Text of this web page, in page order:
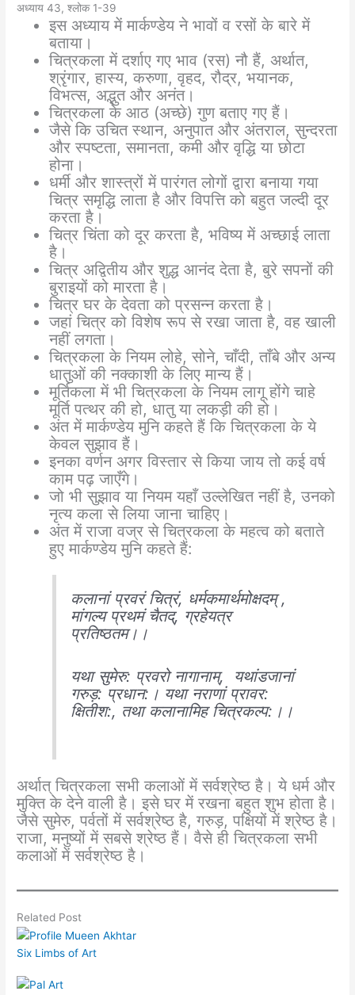
अध्याय 43, श्लोक 1-39
इस अध्याय में मार्कण्डेय ने भावों व रसों के बारे में
बताया।
चित्रकला में दर्शाए गए भाव (रस) नौ हैं, अर्थात,
श्रृंगार, हास्य, करुणा, वृहद, रौद्र, भयानक,
विभत्स, अद्भुत और अनंत।
चित्रकला के आठ (अच्छे) गुण बताए गए हैं।
जैसे कि उचित स्थान, अनुपात और अंतराल, सुन्दरता
और स्पष्टता, समानता, कमी और वृद्धि या छोटा
होना।
धर्मी और शास्त्रों में पारंगत लोगों द्वारा बनाया गया
चित्र समृद्धि लाता है और विपत्ति को बहुत जल्दी दूर
करता है।
चित्र चिंता को दूर करता है, भविष्य में अच्छाई लाता
है।
चित्र अद्वितीय और शुद्ध आनंद देता है, बुरे सपनों की
बुराइयों को मारता है।
चित्र घर के देवता को प्रसन्न करता है।
जहां चित्र को विशेष रूप से रखा जाता है, वह खाली
नहीं लगता।
चित्रकला के नियम लोहे, सोने, चाँदी, ताँबे और अन्य
धातुओं की नक्काशी के लिए मान्य हैं।
मूर्तिकला में भी चित्रकला के नियम लागू होंगे चाहे
मूर्ति पत्थर की हो, धातु या लकड़ी की हो।
अंत में मार्कण्डेय मुनि कहते हैं कि चित्रकला के ये
केवल सुझाव हैं।
इनका वर्णन अगर विस्तार से किया जाय तो कई वर्ष
काम पढ़ जाएँगे।
जो भी सुझाव या नियम यहाँ उल्लेखित नहीं है, उनको
नृत्य कला से लिया जाना चाहिए।
अंत में राजा वज्र से चित्रकला के महत्व को बताते
हुए मार्कण्डेय मुनि कहते हैं:
कलानां प्रवरं चित्रं, धर्मकमार्थमोक्षदम् ,
मांगल्य प्रथमं चैतद्, ग्रहेयत्र
प्रतिष्ठतम।।
यथा सुमेरु: प्रवरो नागानाम्, यथांडजानां
गरुड़: प्रधान:। यथा नराणां प्रावर:
क्षितीश:, तथा कलानामिह चित्रकल्प:।।
अर्थात् चित्रकला सभी कलाओं में सर्वश्रेष्ठ है। ये धर्म और
मुक्ति के देने वाली है। इसे घर में रखना बहुत शुभ होता है।
जैसे सुमेरु, पर्वतों में सर्वश्रेष्ठ है, गरुड़, पक्षियों में श्रेष्ठ है।
राजा, मनुष्यों में सबसे श्रेष्ठ हैं। वैसे ही चित्रकला सभी
कलाओं में सर्वश्रेष्ठ है।
Related Post
Six Limbs of Art